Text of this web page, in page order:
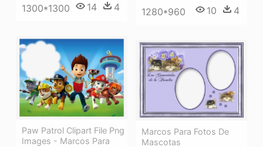
1300*1300 14 4 1280*960 10 4
Paw Patrol Clipart File Png
Images - Marcos Para
Marcos Para Fotos De
Mascotas